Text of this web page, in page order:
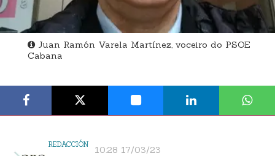
Juan Ramón Varela Martínez, voceiro do PSOE
Cabana
REDACCIÓN 10:28 17/03/23